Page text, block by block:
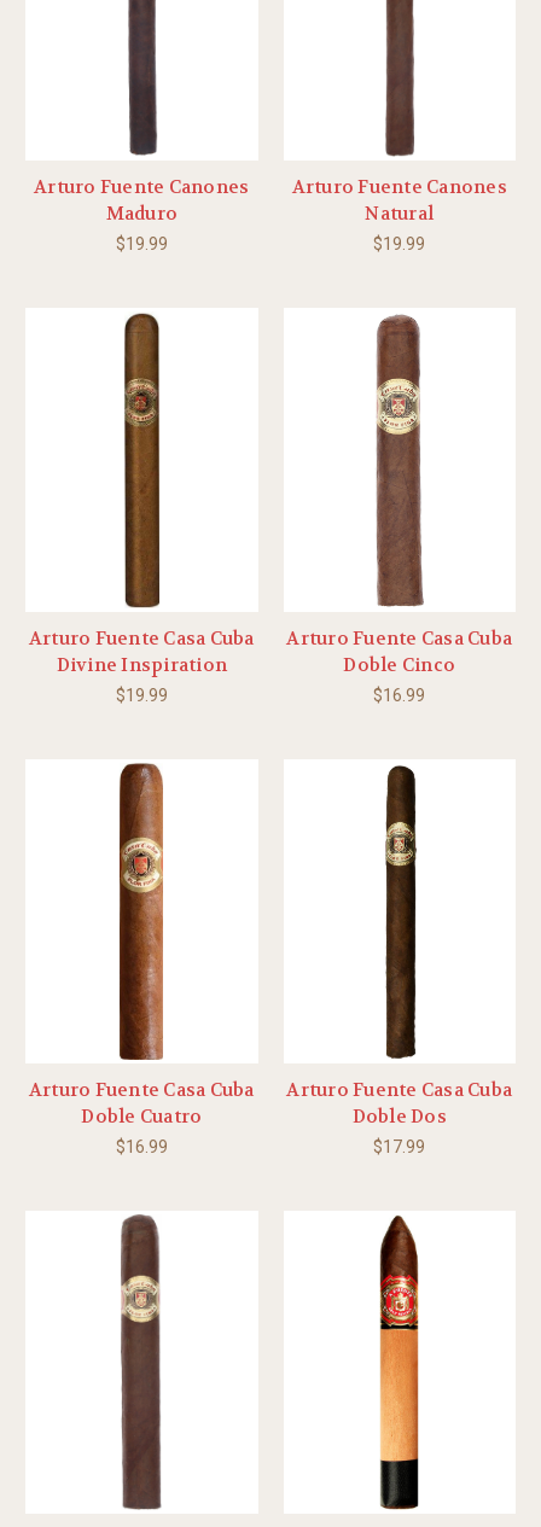
Arturo Fuente Canones
Maduro
$19.99
Arturo Fuente Canones
Natural
$19.99
Arturo Fuente Casa Cuba
Divine Inspiration
$19.99
Arturo Fuente Casa Cuba
Doble Cinco
$16.99
Arturo Fuente Casa Cuba
Doble Cuatro
$16.99
Arturo Fuente Casa Cuba
Doble Dos
$17.99